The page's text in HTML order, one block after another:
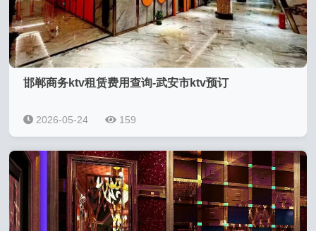
邯郸商务ktv租赁费用查询-武安市ktv预订
2026-05-24 159